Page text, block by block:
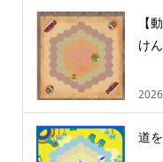
【
け
道